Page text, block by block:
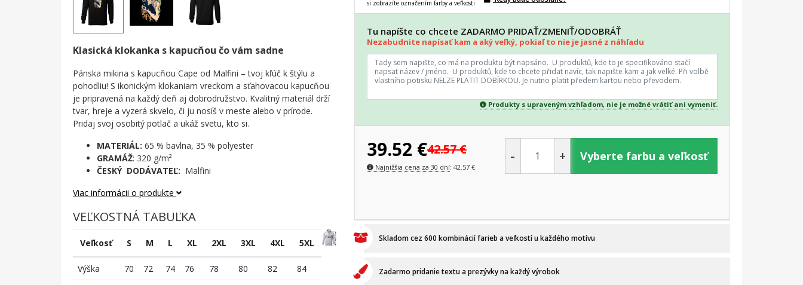
Klasická klokanka s kapucňou čo vám sadne
Pánska mikina s kapucňou Cape od Malfini – tvoj kľúč k štýlu a
pohodliu! S ikonickým klokaniam vreckom a sťahovacou kapucňou
je pripravená na každý deň aj dobrodružstvo. Kvalitný materiál drží
tvar, hreje a vyzerá skvelo, či ju nosíš v meste alebo v prírode.
Pridaj svoj osobitý potlač a ukáž svetu, kto si.
MATERIÁL: 65 % bavlna, 35 % polyester
GRAMÁŽ: 320 g/m²
ČESKÝ DODÁVATEĽ: Malfini
Viac informácii o produkte
VEĽKOSTNÁ TABUĽKA
Veľkosť S M L XL 2XL 3XL 4XL 5XL
Výška 70 72 74 76 78 80 82
84
si zobrazíte označením farby a veľkosti
Tu napíšte co chcete ZADARMO PRIDAŤ/ZMENIŤ/ODOBRÁŤ
Nezabudnite napísať kam a aký veľký, pokiaľ to nie je jasné z náhľadu
Produkty s upraveným vzhľadom, nie je možné vrátiť ani vymeniť.
39.52 €42.57€
Najnižšia cena za 30 dní: 42.57€
- + Vyberte farbu a veľkosť
Skladom cez 600 kombinácií farieb a veľkostí u každého motívu
Zadarmo pridanie textu a prezývky na každý výrobok